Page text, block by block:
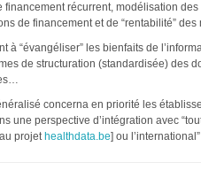
financement récurrent, modélisation
de financement et de “rentabilité”
à “évangéliser” les bienfaits de
de structuration (standardisée) des
concerna en priorité les
une perspective d’intégration avec
projet healthdata.be] ou